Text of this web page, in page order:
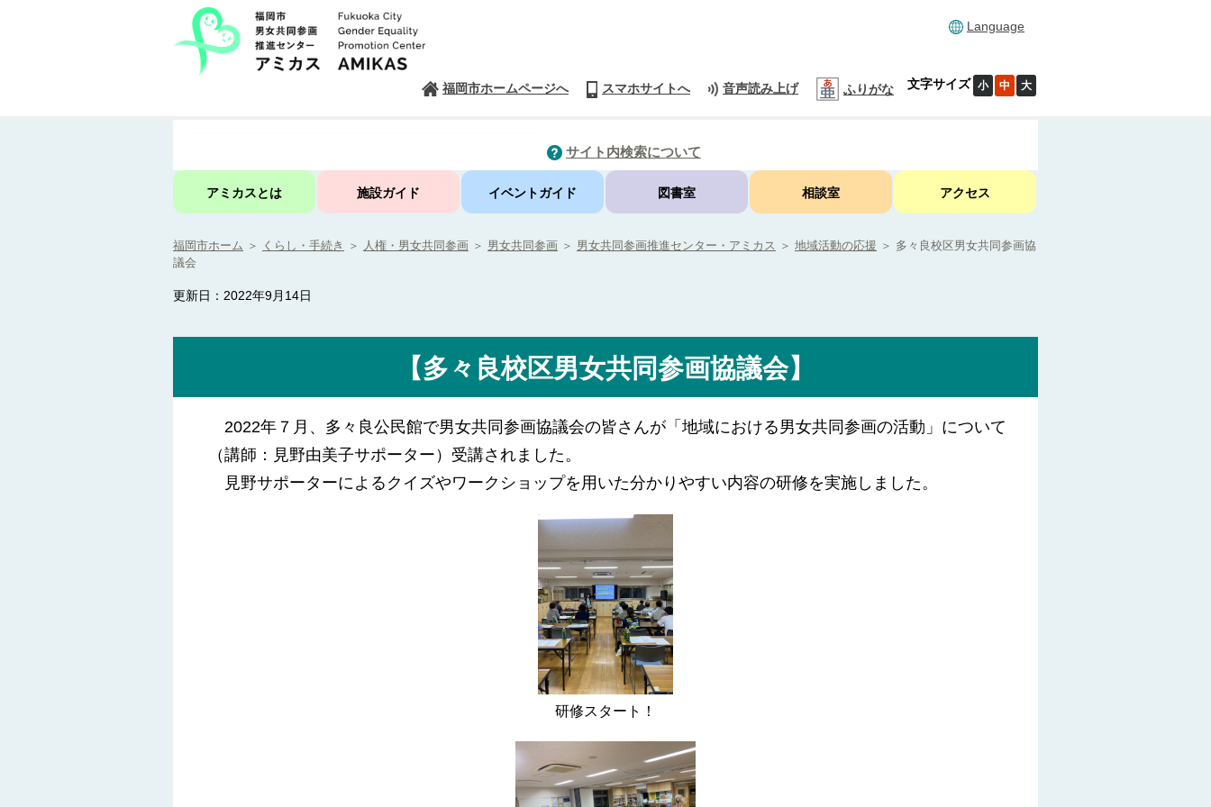
Language
福岡市ホームページへ スマホサイトへ 音声読み上げ ふりがな 文字サイズ 小 中 大
サイト内検索について
アミカスとは 施設ガイド イベントガイド 図書室 相談室 アクセス
福岡市ホーム ＞ くらし・手続き ＞ 人権・男女共同参画 ＞ 男女共同参画 ＞ 男女共同参画推進センター・アミカス ＞ 地域活動の応援 ＞ 多々良校区男女共同参画協
議会
更新日：2022年9月14日
【多々良校区男女共同参画協議会】
2022年７月、多々良公民館で男女共同参画協議会の皆さんが「地域における男女共同参画の活動」について
（講師：見野由美子サポーター）受講されました。
見野サポーターによるクイズやワークショップを用いた分かりやすい内容の研修を実施しました。
研修スタート！